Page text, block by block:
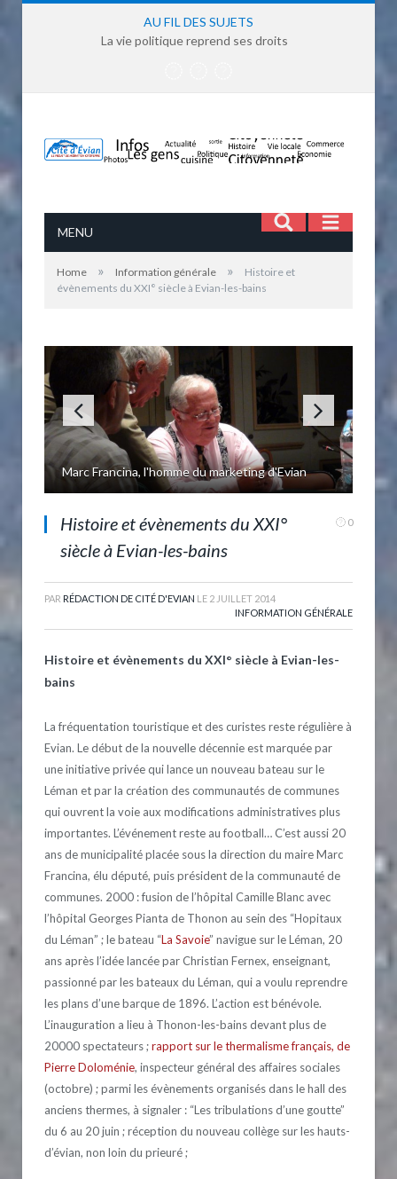
AU FIL DES SUJETS
MENU
Home » Information générale »
Histoire et
évènements du XXI° siècle à Evian-les-bains
Anciens thermes devenus Palais Lumière
Histoire et évènements du XXI°
siècle à Evian-les-bains
0
PAR RÉDACTION DE CITÉ D'EVIAN LE 2 JUILLET 2014
INFORMATION GÉNÉRALE
Histoire et évènements du XXI° siècle à Evian-les-
bains
La fréquentation touristique et des curistes reste régulière à
Evian. Le début de la nouvelle décennie est marquée par
une initiative privée qui lance un nouveau bateau sur le
Léman et par la création des communautés de communes
qui ouvrent la voie aux modifications administratives plus
importantes. L’événement reste au football… C’est aussi 20
ans de municipalité placée sous la direction du maire Marc
Francina, élu député, puis président de la communauté de
communes. 2000 : fusion de l’hôpital Camille Blanc avec
l’hôpital Georges Pianta de Thonon au sein des “Hopitaux
du Léman” ; le bateau “La Savoie” navigue sur le Léman, 20
ans après l’idée lancée par Christian Fernex, enseignant,
passionné par les bateaux du Léman, qui a voulu reprendre
les plans d’une barque de 1896. L’action est bénévole.
L’inauguration a lieu à Thonon-les-bains devant plus de
20000 spectateurs ;rapport sur le thermalisme français, de
Pierre Doloménie, inspecteur général des affaires sociales
(octobre) ; parmi les évènements organisés dans le hall des
anciens thermes, à signaler : “Les tribulations d’une goutte”
du 6 au 20 juin ; réception du nouveau collège sur les hauts-
d’évian, non loin du prieuré ;